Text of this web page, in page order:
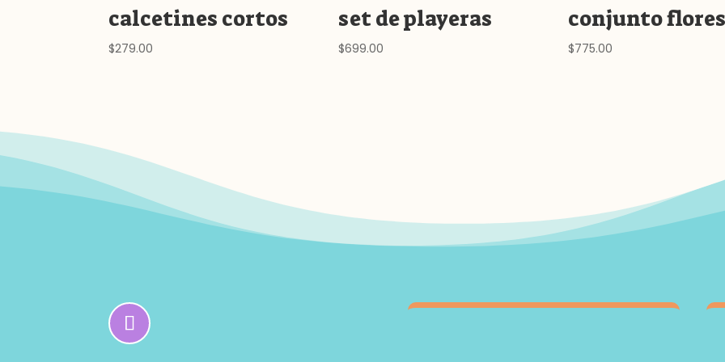
calcetines cortos
$279.00
set de playeras
$699.00
conjunto flores
$775.00